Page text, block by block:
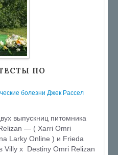
ПО
болезни Джек Рассел
выпускниц питомника
— ( Xarri Omri
Larky Online ) и Frieda
Villy х Destiny Omri Relizan